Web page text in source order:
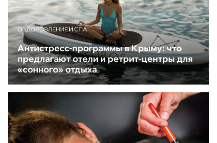
ОЗДОРОВЛЕНИЕ И СПА
Антистресс-программы в Крыму: что
предлагают отели и ретрит-центры для
«сонного» отдыха